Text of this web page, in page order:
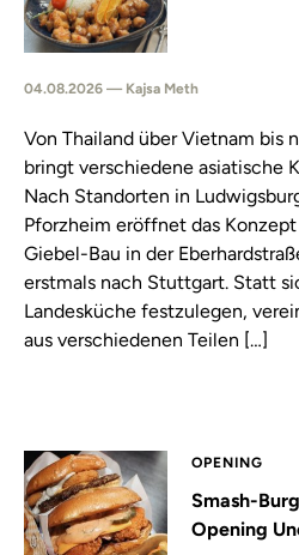
04.08.2026 — Kajsa Meth
Von Thailand über Vietnam bis
bringt verschiedene asiatische
Nach Standorten in
Pforzheim eröffnet das
Giebel-Bau in der
erstmals nach Stuttgart. Statt
Landesküche festzulegen,
aus verschiedenen Teilen […]
OPENING
Smash-
Opening